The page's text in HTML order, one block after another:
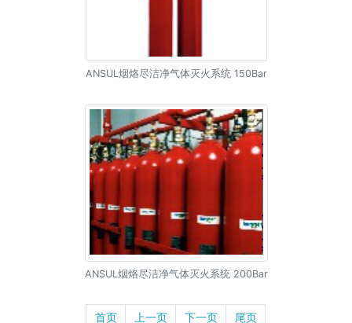
ANSUL烟烙尽洁净气体灭火系统 150Bar
ANSUL烟烙尽洁净气体灭火系统 200Bar
首页 上一页 下一页 尾页